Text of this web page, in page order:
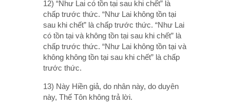
12) “Như Lai có tồn tại sau khi chết” là
chấp trước thức. “Như Lai không tồn tại
sau khi chết” là chấp trước thức. “Như Lai
có tồn tại và không tồn tại sau khi chết” là
chấp trước thức. “Như Lai không tồn tại và
không không tồn tại sau khi chết” là chấp
trước thức.
13) Này Hiền giả, do nhân này, do duyên
này, Thế Tôn không trả lời.